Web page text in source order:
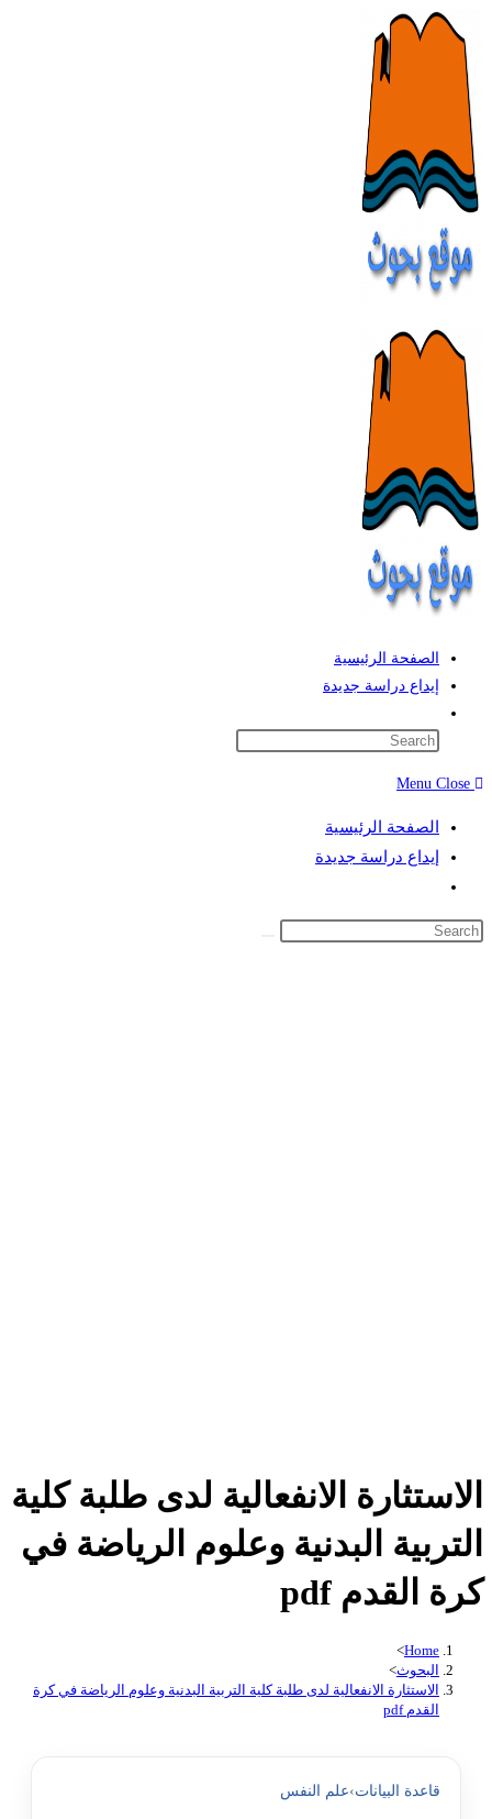
content
الصفحة الرئيسية
إيداع دراسة جديدة
website
Menu Close
الصفحة الرئيسية
إيداع دراسة جديدة
search
الاستثارة الانفعالية لدى طلبة كلية
التربية البدنية وعلوم الرياضة في
كرة القدم pdf
Home
>
البحوث>
الاستثارة الانفعالية لدى طلبة كلية التربية البدنية وعلوم الرياضة في كرة
القدم pdf
قاعدة البيانات›علم النفس